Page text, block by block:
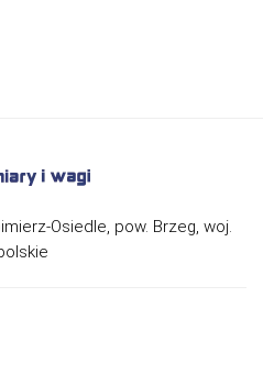
Osiedle, pow. Brzeg, woj.